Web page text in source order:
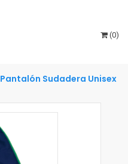
(0)
Pantalón Sudadera Unisex